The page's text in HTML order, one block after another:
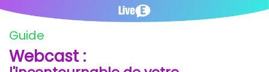
Guide
Webcast :